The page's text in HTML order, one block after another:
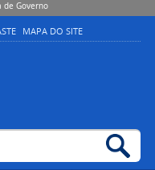
de Governo
MAPA DO SITE